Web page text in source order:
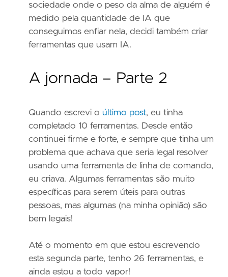
sociedade onde o peso da alma de alguém é
medido pela quantidade de IA que
conseguimos enfiar nela, decidi também criar
ferramentas que usam IA.
A jornada – Parte 2
Quando escrevi o último post, eu tinha
completado 10 ferramentas. Desde então
continuei firme e forte, e sempre que tinha um
problema que achava que seria legal resolver
usando uma ferramenta de linha de comando,
eu criava. Algumas ferramentas são muito
específicas para serem úteis para outras
pessoas, mas algumas (na minha opinião) são
bem legais!
Até o momento em que estou escrevendo
esta segunda parte, tenho 26 ferramentas, e
ainda estou a todo vapor!